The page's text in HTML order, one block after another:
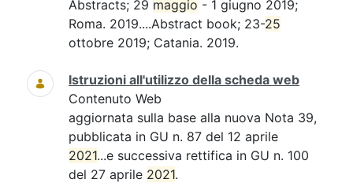
Abstracts; 29 maggio - 1 giugno 2019;
Roma. 2019....Abstract book; 23-25
ottobre 2019; Catania. 2019.
Istruzioni all'utilizzo della scheda web
Contenuto Web
aggiornata sulla base alla nuova Nota 39,
pubblicata in GU n. 87 del 12 aprile
2021...e successiva rettifica in GU n. 100
del 27 aprile 2021.